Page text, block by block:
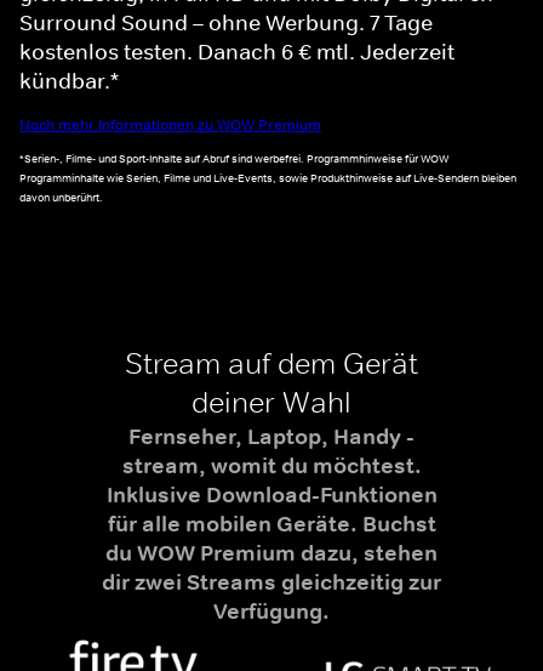
Surround Sound – ohne Werbung. 7 Tage
kostenlos testen. Danach 6 € mtl. Jederzeit
kündbar.*
Noch mehr Informationen zu WOW Premium
*Serien-, Filme- und Sport-Inhalte auf Abruf sind werbefrei. Programmhinweise für WOW
Programminhalte wie Serien, Filme und Live-Events, sowie Produkthinweise auf Live-Sendern bleiben
davon unberührt.
Stream auf dem Gerät
deiner Wahl
Fernseher, Laptop, Handy -
stream, womit du möchtest.
Inklusive Download-Funktionen
für alle mobilen Geräte. Buchst
du WOW Premium dazu, stehen
dir zwei Streams gleichzeitig zur
Verfügung.